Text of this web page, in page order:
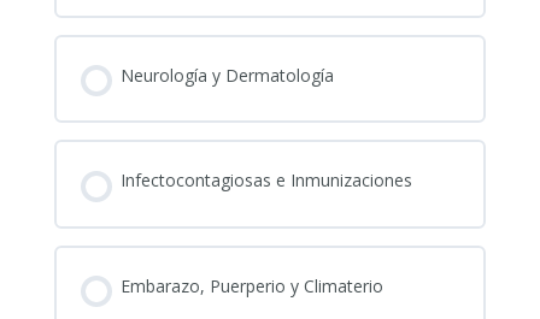
Neurología y Dermatología
Infectocontagiosas e Inmunizaciones
Embarazo, Puerperio y Climaterio